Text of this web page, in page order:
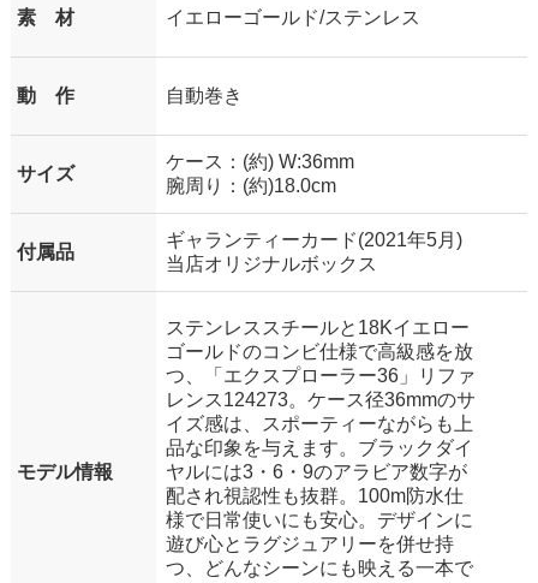
素 材 イエローゴールド/ステンレス
動 作 自動巻き
サイズ
ケース：(約) W:36mm
腕周り：(約)18.0cm
付属品
ギャランティーカード(2021年5月)
当店オリジナルボックス
モデル情報
ステンレススチールと18Kイエロー
ゴールドのコンビ仕様で高級感を放
つ、「エクスプローラー36」リファ
レンス124273。ケース径36mmのサ
イズ感は、スポーティーながらも上
品な印象を与えます。ブラックダイ
ヤルには3・6・9のアラビア数字が
配され視認性も抜群。100m防水仕
様で日常使いにも安心。デザインに
遊び心とラグジュアリーを併せ持
つ、どんなシーンにも映える一本で